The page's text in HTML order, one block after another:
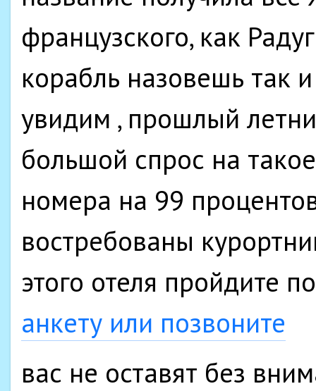
французского, как
корабль назовешь так
увидим , прошлый
большой спрос на
номера на 99
востребованы
этого отеля пройдите
анкету или позвоните
вас не оставят без